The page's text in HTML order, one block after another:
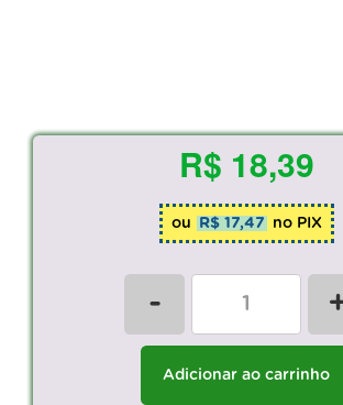
R$ 18,39
ou R$ 17,47 no PIX
-
Adicionar ao carrinho